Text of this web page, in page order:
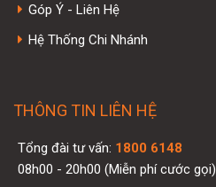
Góp Ý - Liên Hệ
Hệ Thống Chi Nhánh
THÔNG TIN LIÊN HỆ
Tổng đài tư vấn: 1800 6148
08h00 - 20h00 (Miễn phí cước gọi)